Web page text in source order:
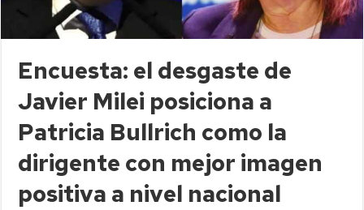
Encuesta: el desgaste de
Javier Milei posiciona a
Patricia Bullrich como la
dirigente con mejor imagen
positiva a nivel nacional